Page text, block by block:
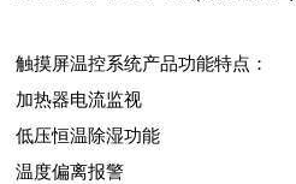
触摸屏温控系统产品功能特点：
加热器电流监视
低压恒温除湿功能
温度偏离报警